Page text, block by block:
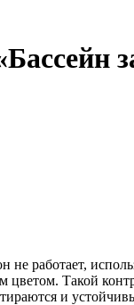
не работает,
Такой
и